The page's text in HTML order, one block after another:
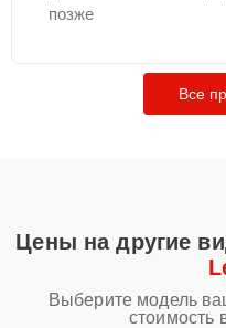
позже
Все
Цены на другие
Выберите модель
стоимость